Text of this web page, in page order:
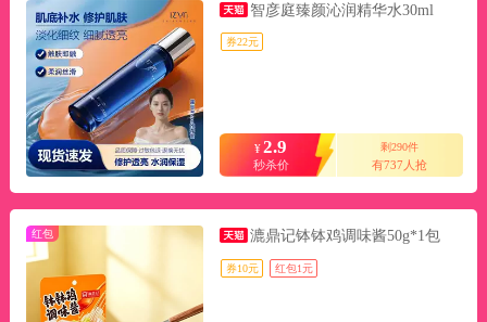
智彦庭臻颜沁润精华水30ml
券22元
¥2.9
秒杀价
剩290件
有737人抢
红包 漉鼎记钵钵鸡调味酱50g*1包
券10元 红包1元